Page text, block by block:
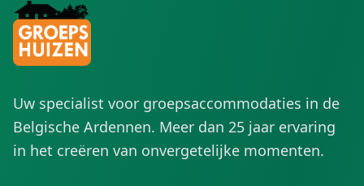
Uw specialist voor groepsaccommodaties in de
Belgische Ardennen. Meer dan 25 jaar ervaring
in het creëren van onvergetelijke momenten.